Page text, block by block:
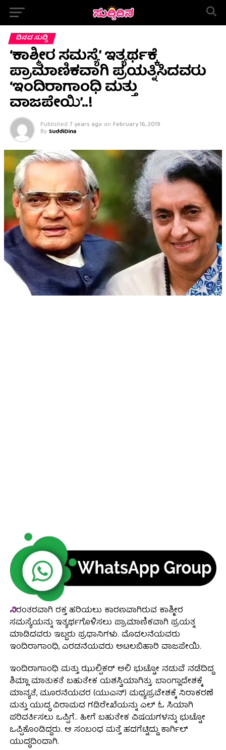
ದಿನದ ಸುದ್ದಿ
‘ಕಾಶ್ಮೀರ ಸಮಸ್ಯೆ’ ಇತ್ಯರ್ಥಕ್ಕೆ
ಪ್ರಾಮಾಣಿಕವಾಗಿ ಪ್ರಯತ್ನಿಸಿದವರು
‘ಇಂದಿರಾಗಾಂಧಿ ಮತ್ತು
ವಾಜಪೇಯಿ’..!
Published 7 years ago on February 16, 2019
By SuddiDina
ನಿರಂತರವಾಗಿ ರಕ್ತ ಹರಿಯಲು ಕಾರಣವಾಗಿರುವ ಕಾಶ್ಮೀರ
ಸಮಸ್ಯೆಯನ್ನು ಇತ್ಯರ್ಥಗೊಳಿಸಲು ಪ್ರಾಮಾಣಿಕವಾಗಿ ಪ್ರಯತ್ನ
ಮಾಡಿದವರು ಇಬ್ಬರು ಪ್ರಧಾನಿಗಳು. ಮೊದಲನೆಯವರು
ಇಂದಿರಾಗಾಂಧಿ, ಎರಡನೆಯವರು ಅಟಲಬಿಹಾರಿ ವಾಜಪೇಯಿ.
ಇಂದಿರಾಗಾಂಧಿ ಮತ್ತು ಝುಲ್ಪಿಕರ್ ಅಲಿ ಭುಟ್ಟೋ ನಡುವೆ ನಡೆದಿದ್ದ
ಶಿಮ್ಲಾ ಮಾತುಕತೆ ಬಹುತೇಕ ಯಶಸ್ವಿಯಾಗಿತ್ತು. ಬಾಂಗ್ಲಾದೇಶಕ್ಕೆ
ಮಾನ್ಯತೆ, ಮೂರನೆಯವರ (ಯುಎನ್) ಮಧ್ಯಪ್ರವೇಶಕ್ಕೆ ನಿರಾಕರಣೆ
ಮತ್ತು ಯುದ್ಧ ವಿರಾಮದ ಗಡಿರೇಖೆಯನ್ನು ಎಲ್ ಓ ಸಿಯಾಗಿ
ಪರಿವರ್ತಿಸಲು ಒಪ್ಪಿಗೆ.. ಹೀಗೆ ಬಹುತೇಕ ವಿಷಯಗಳನ್ನು ಭುಟ್ಟೋ
ಒಪ್ಪಿಕೊಂಡಿದ್ದರು. ಆ ಸಂಬಂಧ ಮತ್ತೆ ಹದಗೆಟ್ಟಿದ್ದು ಕಾರ್ಗಿಲ್
ಯುದ್ಧದಿಂದಾಗಿ.